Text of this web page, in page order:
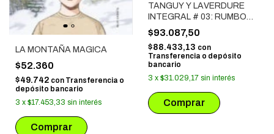
LA MONTAÑA MAGICA
$52.360
$49.742 con Transferencia o
depósito bancario
3 x $17.453,33 sin interés
TANGUY Y LAVERDURE
INTEGRAL # 03: RUMBO
CERO
$93.087,50
$88.433,13 con
Transferencia o depósito
bancario
3 x $31.029,17 sin interés